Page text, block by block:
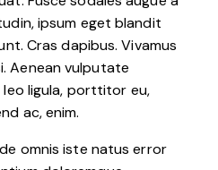
ipsum eget blandit
Cras dapibus. Vivamus
Aenean vulputate
leo ligula, porttitor eu,
ac, enim.
omnis iste natus error